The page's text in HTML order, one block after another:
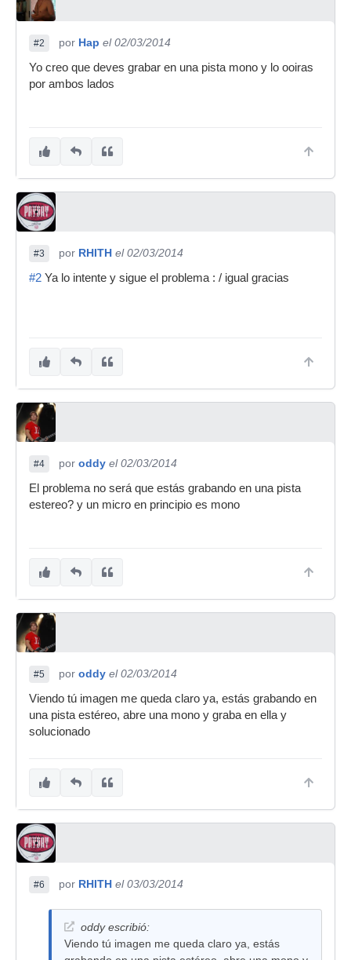
#2 por Hap el 02/03/2014
Yo creo que deves grabar en una pista mono y lo ooiras
por ambos lados
#3 por RHITH el 02/03/2014
#2 Ya lo intente y sigue el problema : / igual gracias
#4 por oddy el 02/03/2014
El problema no será que estás grabando en una pista
estereo? y un micro en principio es mono
#5 por oddy el 02/03/2014
Viendo tú imagen me queda claro ya, estás grabando en
una pista estéreo, abre una mono y graba en ella y
solucionado
#6 por RHITH el 03/03/2014
oddy escribió:
Viendo tú imagen me queda claro ya, estás